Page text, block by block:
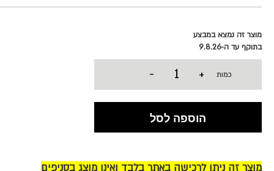
מוצר זה נמצא במבצע
בתוקף עד ה-9.8.26
כמות +
-
הוספה לסל
מוצר זה ניתן לרכישה באתר בלבד ואינו מוצג בסניפים